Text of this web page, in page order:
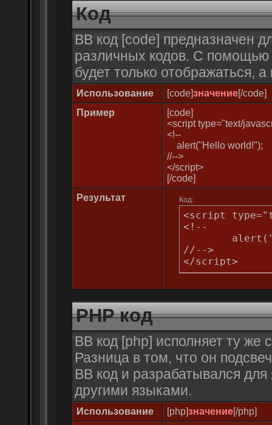
Код
BB код [code] предназначен
различных кодов. С помощью
будет только отображаться,
Использование [code]значение[/code]
Пример
[code]
<script type="text/
<!--
alert("Hello world!");
//-->
</script>
[/code]
Результат
Код:
<script
<!--
//-->
</script>
PHP код
BB код [php] исполняет ту
Разница в том, что он
BB код и разрабатывался
другими языками.
Использование [php]значение[/php]